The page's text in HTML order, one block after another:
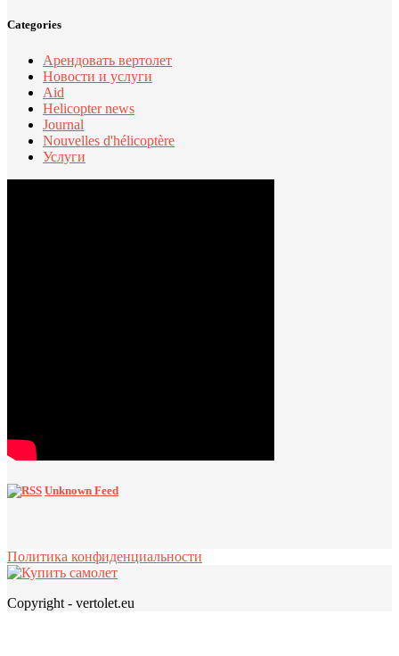
Categories
Арендовать вертолет
Новости и услуги
Aid
Helicopter news
Journal
Nouvelles d'hélicoptère
Услуги
Unknown Feed
Политика конфиденциальности
Copyright - vertolet.eu